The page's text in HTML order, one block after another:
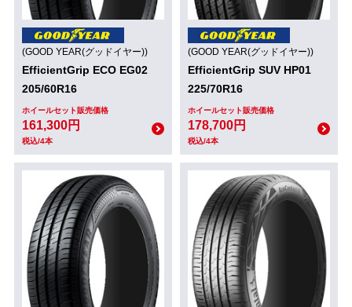
(GOOD YEAR(グッドイヤー))
EfficientGrip ECO EG02
205/60R16
ホイールセット販売価格
161,300円
税込/4本
(GOOD YEAR(グッドイヤー))
EfficientGrip SUV HP01
225/70R16
ホイールセット販売価格
178,700円
税込/4本